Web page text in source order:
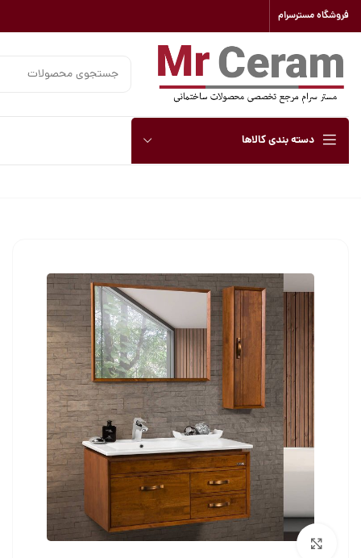
فروشگاه مسترسرام
دسته بندی کالاها
بزرگنمایی تصویر